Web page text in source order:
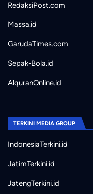
RedaksiPost.com
Massa.id
GarudaTimes.com
Sepak-Bola.id
AlquranOnline.id
TERKINI MEDIA GROUP
IndonesiaTerkini.id
JatimTerkini.id
JatengTerkini.id